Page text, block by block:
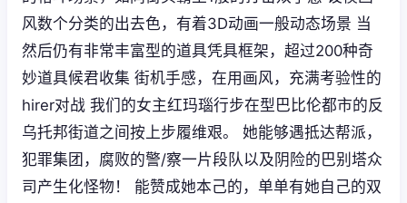
风数个分类的出去色，有着3D动画一般动态场景 当
然后仍有非常丰富型的道具凭具框架，超过200种奇
妙道具候君收集 街机手感，在用画风，充满考验性的
hirer对战 我们的女主红玛瑙行步在型巴比伦都市的反
乌托邦街道之间按上步履维艰。 她能够遇抵达帮派，
犯罪集团，腐败的警/察一片段队以及阴险的巴别塔众
司产生化怪物！ 能赞成她本己的，单单有她自己的双